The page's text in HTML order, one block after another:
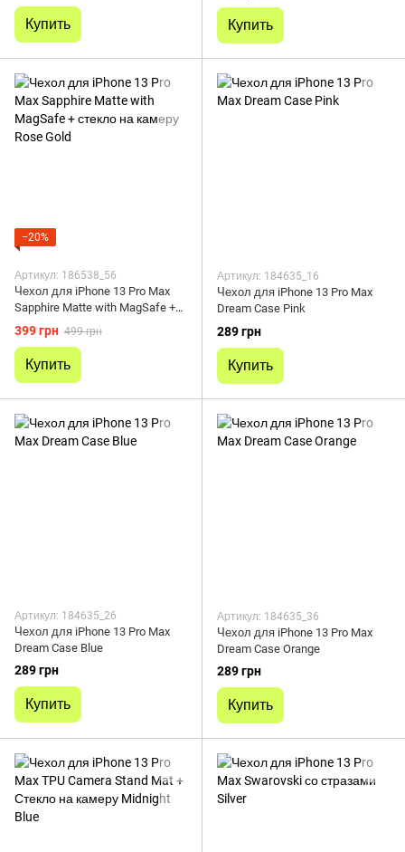
Купить Купить
−20%
Артикул: 186538_56
Чехол для iPhone 13 Pro Max
Sapphire Matte with MagSafe +
стекло на камеру Rose Gold
399 грн 499 грн
Купить
Артикул: 184635_16
Чехол для iPhone 13 Pro Max
Dream Case Pink
289 грн
Купить
Артикул: 184635_26
Чехол для iPhone 13 Pro Max
Dream Case Blue
289 грн
Купить
Артикул: 184635_36
Чехол для iPhone 13 Pro Max
Dream Case Orange
289 грн
Купить